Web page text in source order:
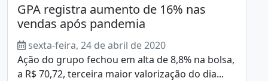
GPA registra aumento de 16% nas
vendas após pandemia
sexta-feira, 24 de abril de 2020
Ação do grupo fechou em alta de 8,8% na bolsa,
a R$ 70,72, terceira maior valorização do dia...